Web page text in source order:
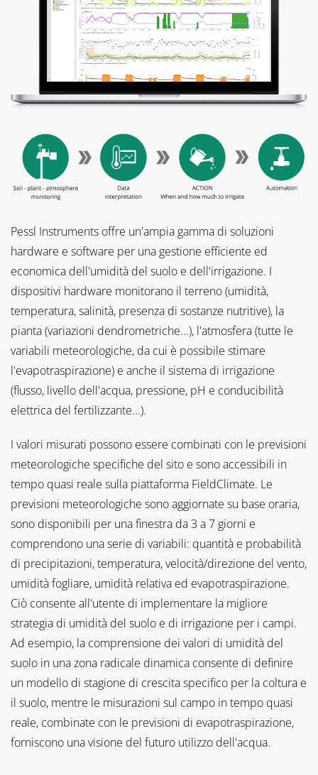
Pessl Instruments offre un'ampia gamma di soluzioni
hardware e software per una gestione efficiente ed
economica dell'umidità del suolo e dell'irrigazione. I
dispositivi hardware monitorano il terreno (umidità,
temperatura, salinità, presenza di sostanze nutritive), la
pianta (variazioni dendrometriche...), l'atmosfera (tutte le
variabili meteorologiche, da cui è possibile stimare
l'evapotraspirazione) e anche il sistema di irrigazione
(flusso, livello dell'acqua, pressione, pH e conducibilità
elettrica del fertilizzante...).
I valori misurati possono essere combinati con le previsioni
meteorologiche specifiche del sito e sono accessibili in
tempo quasi reale sulla piattaforma FieldClimate. Le
previsioni meteorologiche sono aggiornate su base oraria,
sono disponibili per una finestra da 3 a 7 giorni e
comprendono una serie di variabili: quantità e probabilità
di precipitazioni, temperatura, velocità/direzione del vento,
umidità fogliare, umidità relativa ed evapotraspirazione.
Ciò consente all'utente di implementare la migliore
strategia di umidità del suolo e di irrigazione per i campi.
Ad esempio, la comprensione dei valori di umidità del
suolo in una zona radicale dinamica consente di definire
un modello di stagione di crescita specifico per la coltura e
il suolo, mentre le misurazioni sul campo in tempo quasi
reale, combinate con le previsioni di evapotraspirazione,
forniscono una visione del futuro utilizzo dell'acqua.